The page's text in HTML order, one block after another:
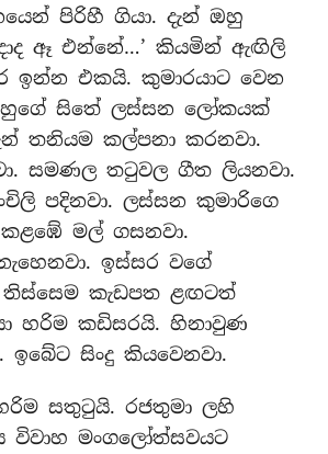
පිරිහී ගියා. දැන් ඔහු
ඈ එන්නේ…’ කියමින් ඇඟිලි
එකයි. කුමාරයාට වෙන
සිතේ ලස්සන ලෝකයක්
තනියම කල්පනා කරනවා.
සමණල තටුවල ගීත ලියනවා.
පදිනවා. ලස්සන කුමාරිගෙ
මල් ගසනවා.
ඉස්සර වගේ
තිස්සෙම කැඩපත ළඟටත්
හරිම කඩිසරයි. හිනාවුණ
සිංදු කියවෙනවා.
සතුටුයි. රජතුමා ලහි
විවාහ මංගලෝත්සවයට